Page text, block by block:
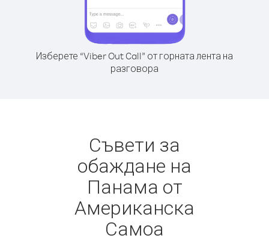
Изберете “Viber Out Call” от горната лента на
разговора
Съвети за
обаждане на
Панама от
Американска
Самоа